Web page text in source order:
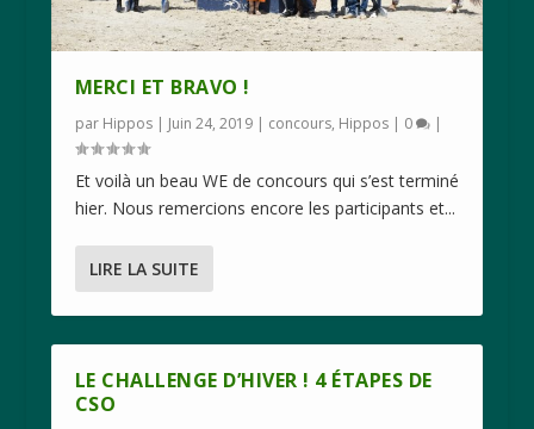
MERCI ET BRAVO !
par Hippos| Juin 24, 2019| concours, Hippos| 0 |
Et voilà un beau WE de concours qui s’est terminé
hier. Nous remercions encore les participants et...
LIRE LA SUITE
LE CHALLENGE D’HIVER ! 4 ÉTAPES DE
CSO